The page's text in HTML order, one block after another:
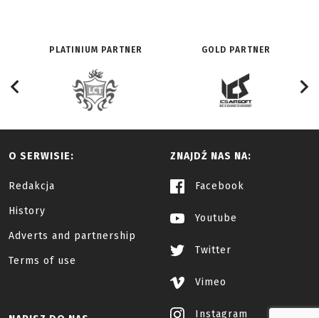
PLATINIUM PARTNER GOLD PARTNER
O SERWISIE:
Redakcja
History
Adverts and partnership
Terms of use
ZNAJDŹ NAS NA:
Facebook
Youtube
Twitter
Vimeo
Instagram